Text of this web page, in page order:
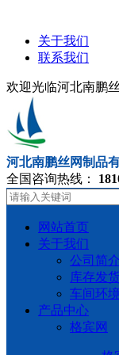
关于我们
联系我们
欢迎光临河北南鹏
河北南鹏丝网制品
全国咨询热线：
网站首页
关于我们
公司简介
库存发
车间环境
产品中心
格宾网